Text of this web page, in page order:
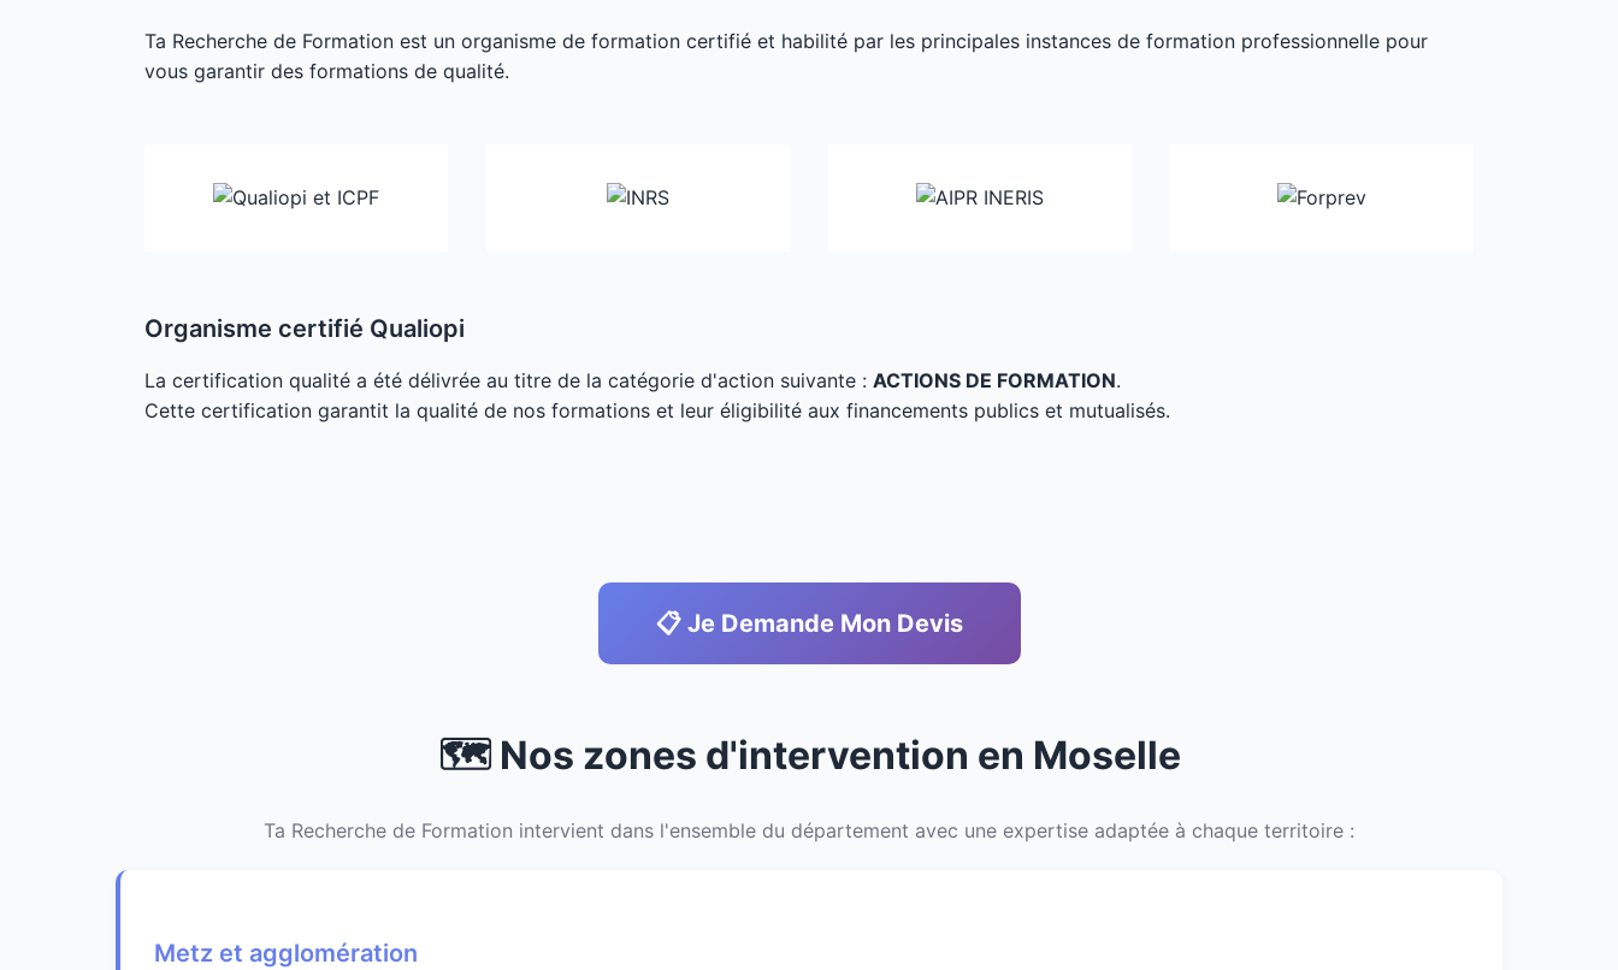
Ta Recherche de Formation est un organisme de formation certifié et habilité par les principales instances de formation professionnelle pour
vous garantir des formations de qualité.
Organisme certifié Qualiopi
La certification qualité a été délivrée au titre de la catégorie d'action suivante : ACTIONS DE FORMATION.
Cette certification garantit la qualité de nos formations et leur éligibilité aux financements publics et mutualisés.
📋 Je Demande Mon Devis
🗺️ Nos zones d'intervention en Moselle
Ta Recherche de Formation intervient dans l'ensemble du département avec une expertise adaptée à chaque territoire :
Metz et agglomération